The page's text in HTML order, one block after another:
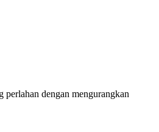
perlahan dengan mengurangkan